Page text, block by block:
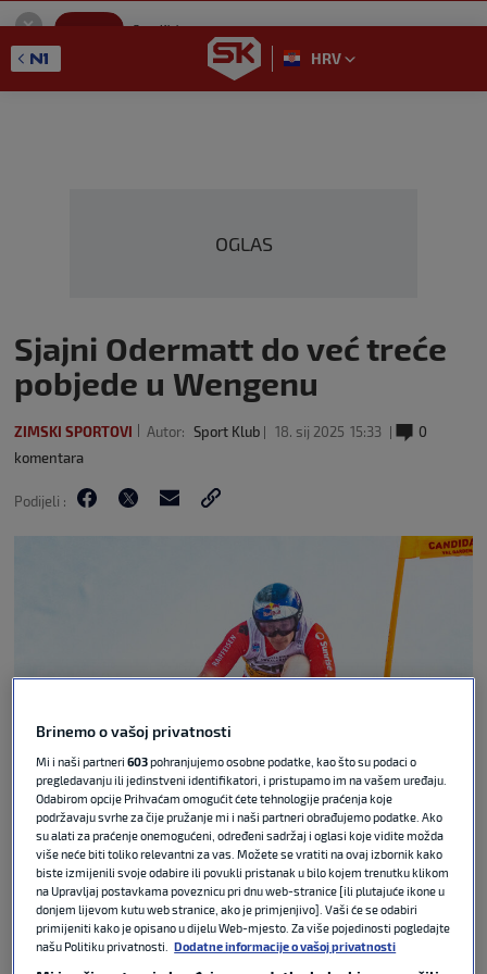
SportKlub
GET - On the Google Play
HRV
OGLAS
Sjajni Odermatt do već treće
pobjede u Wengenu
ZIMSKI SPORTOVI Autor: Sport Klub 18. sij 2025 15:33
0
komentara
Podijeli :
Guliver images
Švicarac Marco Odermatt pobjednik je spusta
kojeg su skijaši u subotu vozili za Svjetski kup u
Wengenu, drugi je bio njegov sunarodnjak Franjo
Von Allmen, a treći Slovenac Miha Hrobat
Brinemo o vašoj privatnosti
Mi i naši partneri603pohranjujemo osobne podatke, kao što su podaci o
pregledavanju ili jedinstveni identifikatori, i pristupamo im na vašem uređaju.
Odabirom opcije Prihvaćam omogućit ćete tehnologije praćenja koje
podržavaju svrhe za čije pružanje mi i naši partneri obrađujemo podatke. Ako
su alati za praćenje onemogućeni, određeni sadržaj i oglasi koje vidite možda
više neće biti toliko relevantni za vas. Možete se vratiti na ovaj izbornik kako
biste izmijenili svoje odabire ili povukli pristanak u bilo kojem trenutku klikom
na Upravljaj postavkama poveznicu pri dnu web-stranice [ili plutajuće ikone u
donjem lijevom kutu web stranice, ako je primjenjivo]. Vaši će se odabiri
primijeniti kako je opisano u dijelu Web-mjesto. Za više pojedinosti pogledajte
našu Politiku privatnosti.
Dodatne informacije o vašoj privatnosti